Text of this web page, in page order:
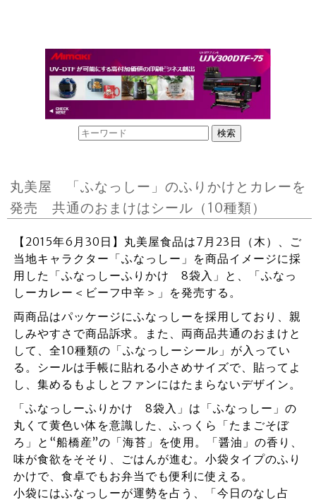
丸美屋 「ふなっしー」のふりかけとカレーを
発売 共通のおまけはシール（10種類）
【2015年6月30日】丸美屋食品は7月23日（木）、ご
当地キャラクター「ふなっしー」を商品イメージに採
用した「ふなっしーふりかけ 8袋入」と、「ふなっ
しーカレー＜ビーフ中辛＞」を発売する。
両商品はパッケージにふなっしーを採用しており、親
しみやすさで商品訴求。また、両商品共通のおまけと
して、全10種類の「ふなっしーシール」が入ってい
る。シールは手帳に貼れる小さめサイズで、貼ってよ
し、集めるもよしとファンにはたまらないデザイン。
「ふなっしーふりかけ 8袋入」は「ふなっしー」の
丸くて黄色い体を意識した、ふっくら「たまごそぼ
ろ」と“船橋産”の「海苔」を使用。「醤油」の香り、
味が食欲をそそり、ごはんが進む。小袋タイプのふり
かけで、食卓でもお弁当でも便利に使える。
小袋にはふなっしーが運勢を占う、「今日のなし占